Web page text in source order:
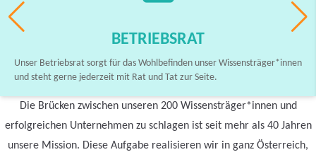
BETRIEBSRAT
Unser Betriebsrat sorgt für das Wohlbefinden unser Wissensträger*innen
und steht gerne jederzeit mit Rat und Tat zur Seite.
Die Brücken zwischen unseren 200 Wissensträger*innen und
erfolgreichen Unternehmen zu schlagen ist seit mehr als 40 Jahren
unsere Mission. Diese Aufgabe realisieren wir in ganz Österreich,